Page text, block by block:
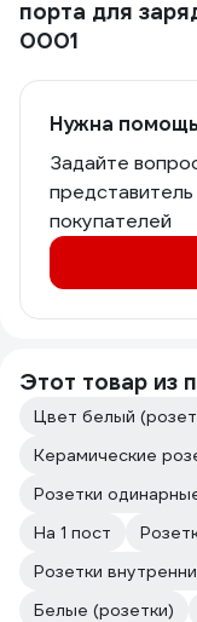
порта для
0001
Нужна
Задайте
покупателей
Этот товар из
Цвет белый
Розетки
На 1 пост
Розетки
Белые (розетки)